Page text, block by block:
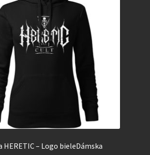
HERETIC – Logo bieleDámska